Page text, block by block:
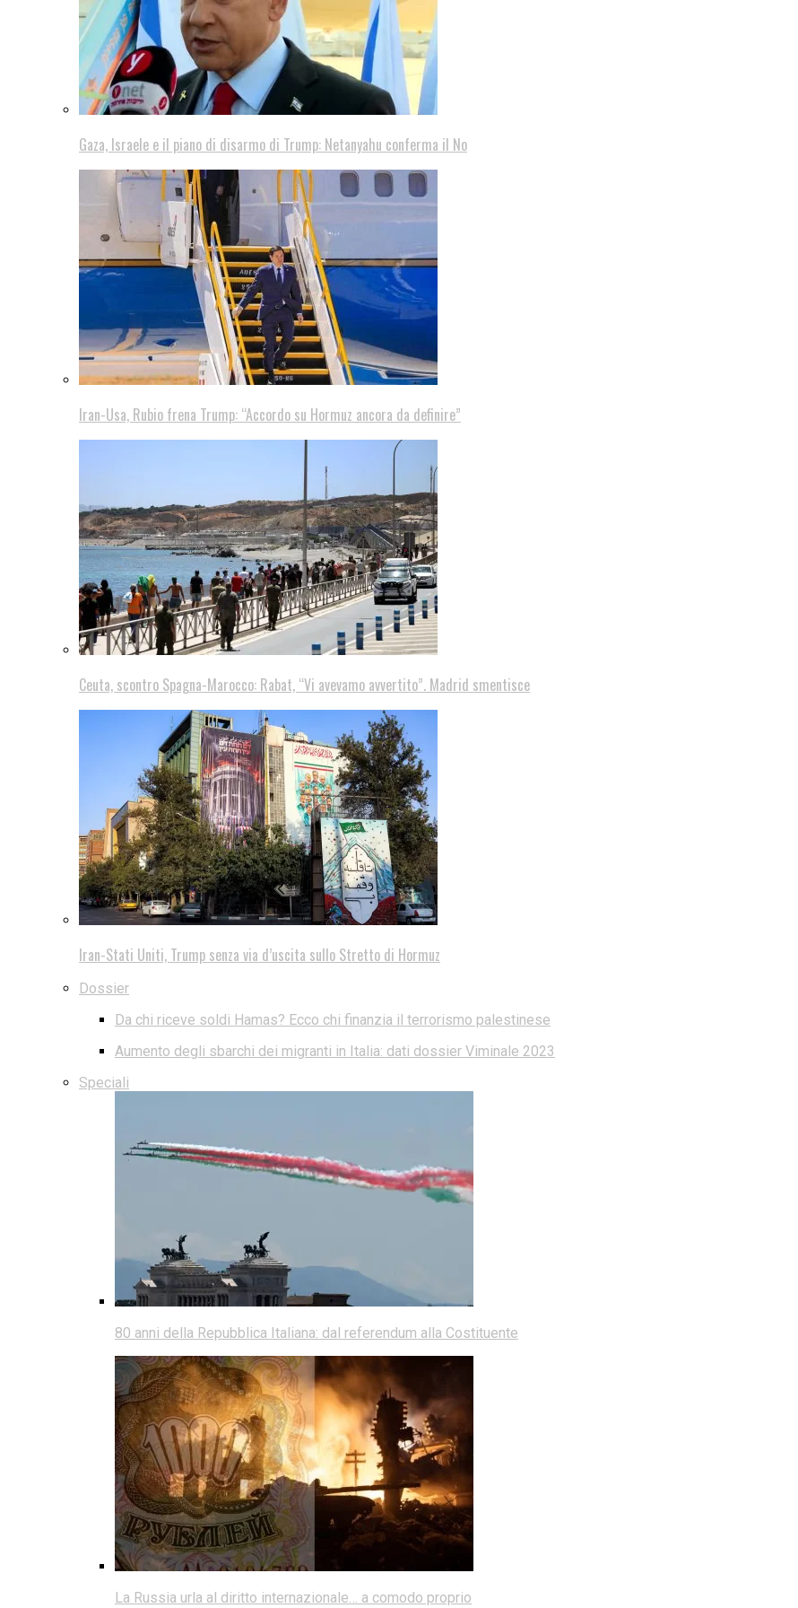
Gaza, Israele e il piano di disarmo di Trump: Netanyahu conferma il No
Iran-Usa, Rubio frena Trump: “Accordo su Hormuz ancora da definire”
Ceuta, scontro Spagna-Marocco: Rabat, “Vi avevamo avvertito”. Madrid smentisce
Iran-Stati Uniti, Trump senza via d’uscita sullo Stretto di Hormuz
Dossier
Da chi riceve soldi Hamas? Ecco chi finanzia il terrorismo palestinese
Aumento degli sbarchi dei migranti in Italia: dati dossier Viminale 2023
Speciali
80 anni della Repubblica Italiana: dal referendum alla Costituente
La Russia urla al diritto internazionale… a comodo proprio